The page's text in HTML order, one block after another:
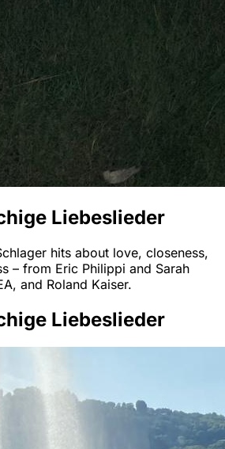
Liebeslieder
hits about love, closeness,
– from Eric Philippi and Sarah
and Roland Kaiser.
Liebeslieder